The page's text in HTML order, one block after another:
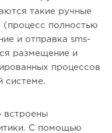
такие ручные
(процесс полностью
и отправка sms-
размещение и
процессов
системе.
встроены
С помощью